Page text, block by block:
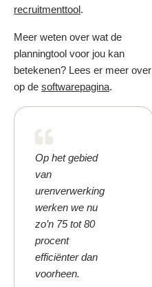
recruitmenttool.
Meer weten over wat de
planningtool voor jou kan
betekenen? Lees er meer over
op de softwarepagina.
Op het gebied
van
urenverwerking
werken we nu
zo’n 75 tot 80
procent
efficiënter dan
voorheen.